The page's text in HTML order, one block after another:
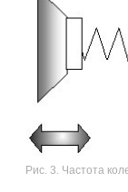
Рис. 3. Частота